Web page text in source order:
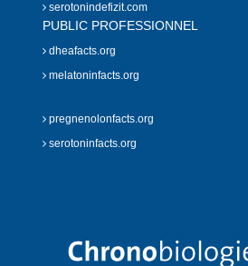
serotonindefizit.com
PUBLIC PROFESSIONNEL
dheafacts.org
melatoninfacts.org
pregnenolonfacts.org
serotoninfacts.org